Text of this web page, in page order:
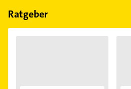
Feiertagen abweichen können.
Ratgeber